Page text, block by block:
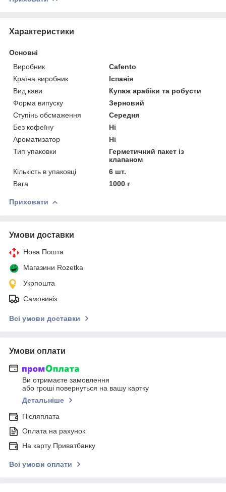
Характеристики
Основні
Виробник
Cafento
Країна виробник
Іспанія
Вид кави
Купаж арабіки та робусти
Форма випуску
Зерновий
Ступінь обсмаження
Середня
Без кофеїну
Ні
Ароматизатор
Ні
Тип упаковки
Герметичний пакет із
клапаном
Кількість в упаковці
6 шт.
Вага
1000 г
Приховати
Умови доставки
Нова Пошта
Магазини Rozetka
Укрпошта
Самовивіз
Всі умови доставки
Умови оплати
Ви отримаєте замовлення
або гроші повернуться на вашу картку
Детальніше
Післяплата
Оплата на рахунок
На карту Приватбанку
Всі умови оплати